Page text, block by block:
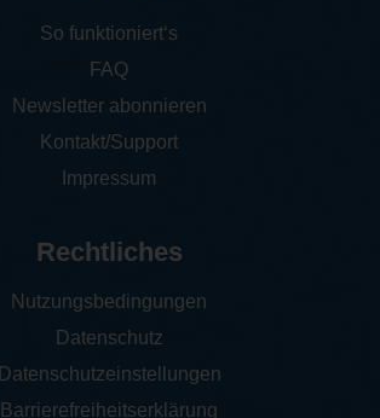
So funktioniert‘s
FAQ
Newsletter abonnieren
Kontakt/Support
Impressum
Rechtliches
Nutzungsbedingungen
Datenschutz
Datenschutzeinstellungen
Barrierefreiheitserklärung